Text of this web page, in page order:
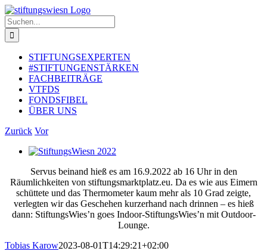
Zum
Inhalt
springen
Suche
nach:
STIFTUNGSEXPERTEN
#STIFTUNGENSTÄRKEN
FACHBEITRÄGE
VTFDS
FONDSFIBEL
ÜBER UNS
Zurück Vor
Zeige
Bild
Servus beinand hieß es am 16.9.2022 ab 16 Uhr in den
Räumlichkeiten von stiftungsmarktplatz.eu. Da es wie aus Eimern
schüttete und das Thermometer kaum mehr als 10 Grad zeigte,
verlegten wir das Geschehen kurzerhand nach drinnen – es hieß
dann: StiftungsWies’n goes Indoor-StiftungsWies’n mit Outdoor-
Lounge.
Tobias Karow2023-08-01T14:29:21+02:00